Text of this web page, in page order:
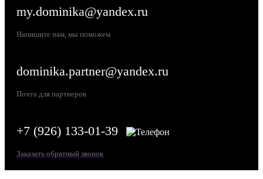
my.dominika@yandex.ru
Напишите нам, мы поможем
dominika.partner@yandex.ru
Почта для партнеров
+7 (926) 133-01-39
Заказать обратный звонок